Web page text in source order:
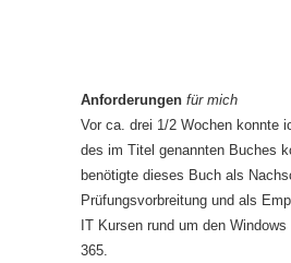
Anforderungen für mich
Vor ca. drei 1/2 Wochen konnte
des im Titel genannten Buches
benötigte dieses Buch als
Prüfungsvorbreitung und als
IT Kursen rund um den
365.